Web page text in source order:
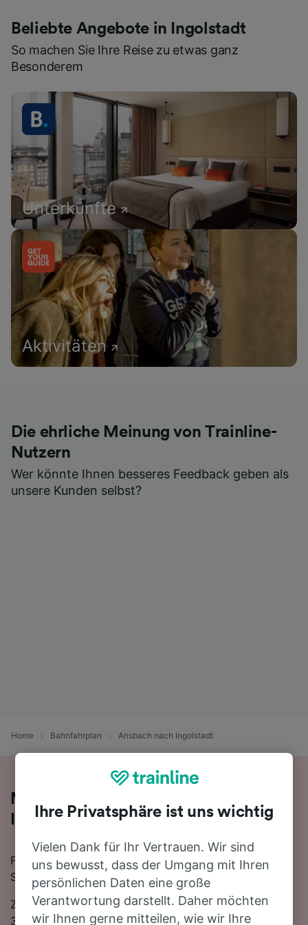
Beliebte Angebote in Ingolstadt
So machen Sie Ihre Reise zu etwas ganz
Besonderem
Unterkünfte
Aktivitäten
Die ehrliche Meinung von Trainline-
Nutzern
Wer könnte Ihnen besseres Feedback geben als
unsere Kunden selbst?
Home Bahnfahrplan Ansbach nach Ingolstadt
Mit der Bahn von Ansbach nach
Ingolstadt
Für eine Zugfahrt von Ansbach nach Ingolstadt finden
Sie bei uns alles, was Sie brauchen.
Zwischen Ansbach und Ingolstadt verkehren ungefähr
37 Züge am Tag, die mit der schnellsten Verbindung 1
Ihre Privatsphäre ist uns wichtig
Vielen Dank für Ihr Vertrauen. Wir sind
uns bewusst, dass der Umgang mit Ihren
persönlichen Daten eine große
Verantwortung darstellt. Daher möchten
wir Ihnen gerne mitteilen, wie wir Ihre